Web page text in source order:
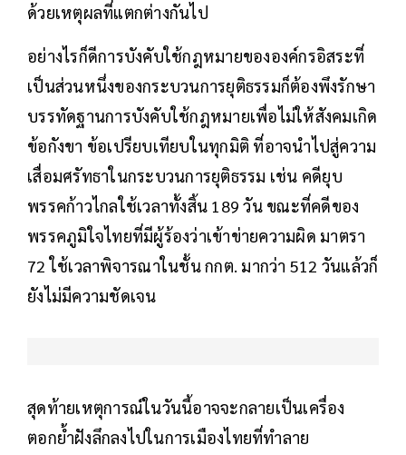
ด้วยเหตุผลที่แตกต่างกันไป
อย่างไรก็ดีการบังคับใช้กฎหมายขององค์กรอิสระที่
เป็นส่วนหนึ่งของกระบวนการยุติธรรมก็ต้องพึงรักษา
บรรทัดฐานการบังคับใช้กฎหมายเพื่อไม่ให้สังคมเกิด
ข้อกังขา ข้อเปรียบเทียบในทุกมิติ ที่อาจนำไปสู่ความ
เสื่อมศรัทธาในกระบวนการยุติธรรม เช่น คดียุบ
พรรคก้าวไกลใช้เวลาทั้งสิ้น 189 วัน ขณะที่คดีของ
พรรคภูมิใจไทยที่มีผู้ร้องว่าเข้าข่ายความผิด มาตรา
72 ใช้เวลาพิจารณาในชั้น กกต. มากว่า 512 วันแล้วก็
ยังไม่มีความชัดเจน
สุดท้ายเหตุการณ์ในวันนี้อาจจะกลายเป็นเครื่อง
ตอกย้ำฝังลึกลงไปในการเมืองไทยที่ทำลาย